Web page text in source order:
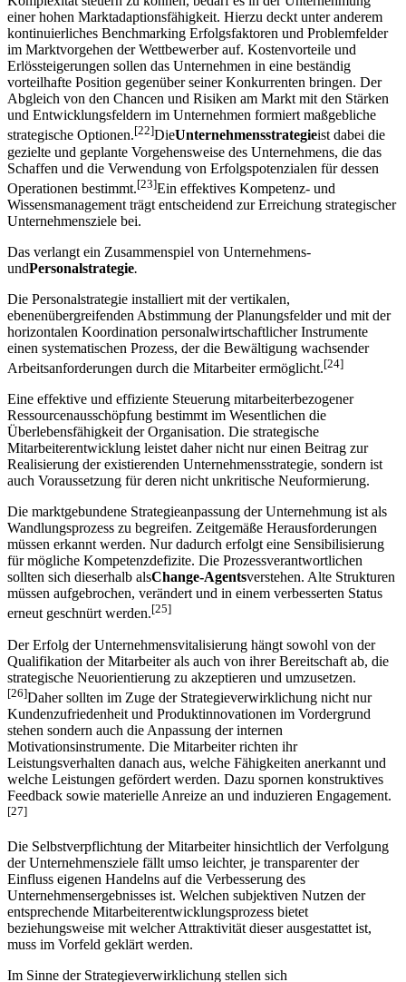
einer hohen Marktadaptionsfähigkeit. Hierzu deckt unter anderem
kontinuierliches Benchmarking Erfolgsfaktoren und Problemfelder
im Marktvorgehen der Wettbewerber auf. Kostenvorteile und
Erlössteigerungen sollen das Unternehmen in eine beständig
vorteilhafte Position gegenüber seiner Konkurrenten bringen. Der
Abgleich von den Chancen und Risiken am Markt mit den Stärken
und Entwicklungsfeldern im Unternehmen formiert maßgebliche
strategische Optionen.[22]DieUnternehmensstrategieist dabei die
gezielte und geplante Vorgehensweise des Unternehmens, die das
Schaffen und die Verwendung von Erfolgspotenzialen für dessen
Operationen bestimmt.[23]Ein effektives Kompetenz- und
Wissensmanagement trägt entscheidend zur Erreichung strategischer
Unternehmensziele bei.
Das verlangt ein Zusammenspiel von Unternehmens-
undPersonalstrategie.
Die Personalstrategie installiert mit der vertikalen,
ebenenübergreifenden Abstimmung der Planungsfelder und mit der
horizontalen Koordination personalwirtschaftlicher Instrumente
einen systematischen Prozess, der die Bewältigung wachsender
Arbeitsanforderungen durch die Mitarbeiter ermöglicht.[24]
Eine effektive und effiziente Steuerung mitarbeiterbezogener
Ressourcenausschöpfung bestimmt im Wesentlichen die
Überlebensfähigkeit der Organisation. Die strategische
Mitarbeiterentwicklung leistet daher nicht nur einen Beitrag zur
Realisierung der existierenden Unternehmensstrategie, sondern ist
auch Voraussetzung für deren nicht unkritische Neuformierung.
Die marktgebundene Strategieanpassung der Unternehmung ist als
Wandlungsprozess zu begreifen. Zeitgemäße Herausforderungen
müssen erkannt werden. Nur dadurch erfolgt eine Sensibilisierung
für mögliche Kompetenzdefizite. Die Prozessverantwortlichen
sollten sich dieserhalb alsChange-Agentsverstehen. Alte Strukturen
müssen aufgebrochen, verändert und in einem verbesserten Status
erneut geschnürt werden.[25]
Der Erfolg der Unternehmensvitalisierung hängt sowohl von der
Qualifikation der Mitarbeiter als auch von ihrer Bereitschaft ab, die
strategische Neuorientierung zu akzeptieren und umzusetzen.
[26]Daher sollten im Zuge der Strategieverwirklichung nicht nur
Kundenzufriedenheit und Produktinnovationen im Vordergrund
stehen sondern auch die Anpassung der internen
Motivationsinstrumente. Die Mitarbeiter richten ihr
Leistungsverhalten danach aus, welche Fähigkeiten anerkannt und
welche Leistungen gefördert werden. Dazu spornen konstruktives
Feedback sowie materielle Anreize an und induzieren Engagement.
[27]
Die Selbstverpflichtung der Mitarbeiter hinsichtlich der Verfolgung
der Unternehmensziele fällt umso leichter, je transparenter der
Einfluss eigenen Handelns auf die Verbesserung des
Unternehmensergebnisses ist. Welchen subjektiven Nutzen der
entsprechende Mitarbeiterentwicklungsprozess bietet
beziehungsweise mit welcher Attraktivität dieser ausgestattet ist,
muss im Vorfeld geklärt werden.
Im Sinne der Strategieverwirklichung stellen sich